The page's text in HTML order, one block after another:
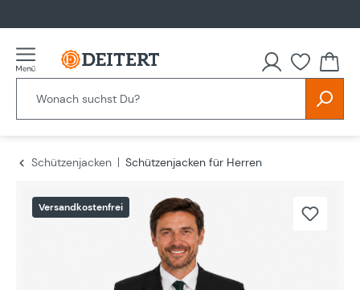
Schützenjacken
Schützenjacken für Herren
Versandkostenfrei